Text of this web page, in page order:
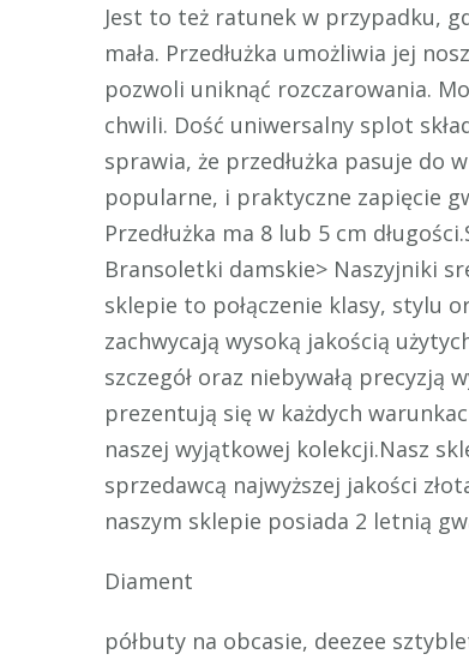
Jest to też ratunek w przypadku,
mała. Przedłużka umożliwia jej
pozwoli uniknąć rozczarowania.
chwili. Dość uniwersalny splot
sprawia, że przedłużka pasuje do
popularne, i praktyczne zapięcie
Przedłużka ma 8 lub 5 cm
Bransoletki damskie> Naszyjniki
sklepie to połączenie klasy, stylu
zachwycają wysoką jakością
szczegół oraz niebywałą precyzją
prezentują się w każdych
naszej wyjątkowej kolekcji.Nasz
sprzedawcą najwyższej jakości
naszym sklepie posiada 2 letnią
Diament
półbuty na obcasie, deezee